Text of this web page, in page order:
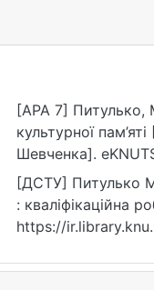
[APA 7] Питулько,
культурної
Шевченка].
[ДСТУ] Питулько
: кваліфікаційна
https://